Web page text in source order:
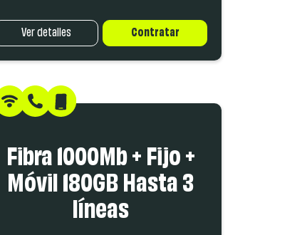
Ver detalles Contratar
Fibra 1000Mb + Fijo +
Móvil 180GB Hasta 3
líneas